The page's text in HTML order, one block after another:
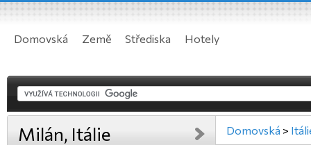
Domovská Země Střediska Hotely
Milán, Itálie Domovská >